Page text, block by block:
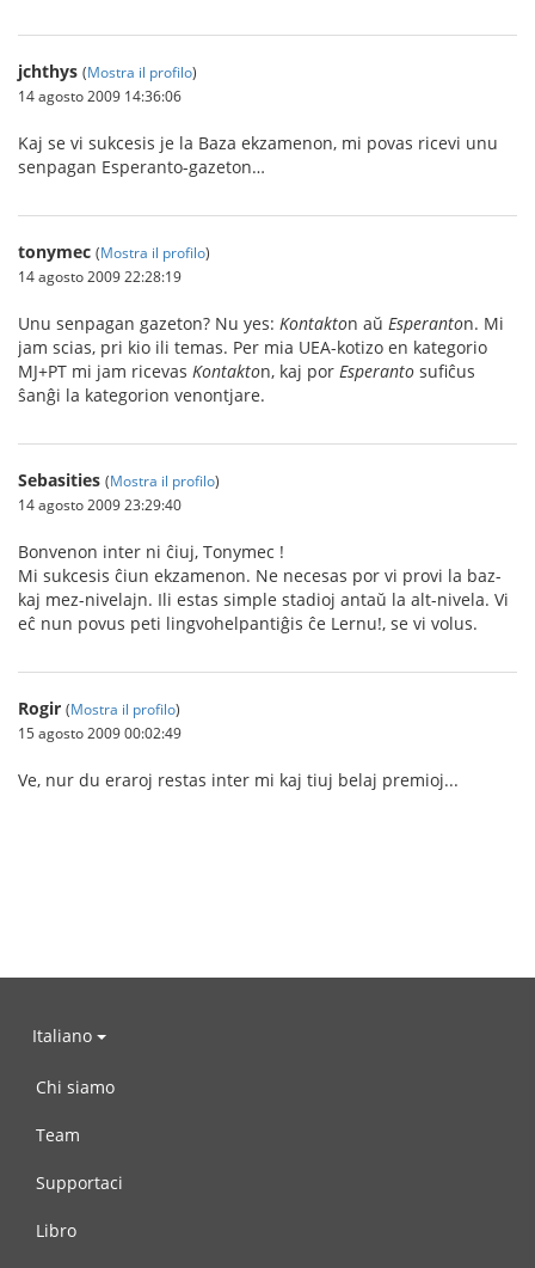
jchthys (Mostra il profilo)
14 agosto 2009 14:36:06
Kaj se vi sukcesis je la Baza ekzamenon, mi povas ricevi unu
senpagan Esperanto-gazeton…
tonymec (Mostra il profilo)
14 agosto 2009 22:28:19
Unu senpagan gazeton? Nu yes: Kontakton aŭ Esperanton. Mi
jam scias, pri kio ili temas. Per mia UEA-kotizo en kategorio
MJ+PT mi jam ricevas Kontakton, kaj por Esperanto sufiĉus
ŝanĝi la kategorion venontjare.
Sebasities (Mostra il profilo)
14 agosto 2009 23:29:40
Bonvenon inter ni ĉiuj, Tonymec !
Mi sukcesis ĉiun ekzamenon. Ne necesas por vi provi la baz-
kaj mez-nivelajn. Ili estas simple stadioj antaŭ la alt-nivela. Vi
eĉ nun povus peti lingvohelpantiĝis ĉe Lernu!, se vi volus.
Rogir (Mostra il profilo)
15 agosto 2009 00:02:49
Ve, nur du eraroj restas inter mi kaj tiuj belaj premioj...
Italiano
Chi siamo
Team
Supportaci
Libro